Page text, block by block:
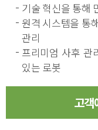
기술 혁신을 통해
원격 시스템을 통
관리
프리미엄 사후 관
있는 로봇
고객